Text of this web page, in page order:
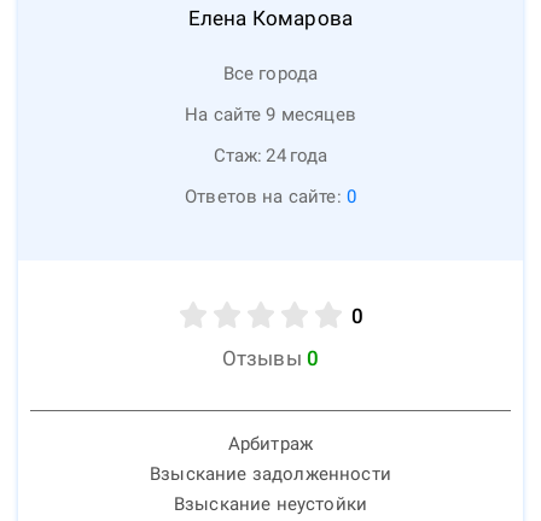
Елена Комарова
Все города
На сайте 9 месяцев
Стаж: 24 года
Ответов на сайте: 0
0
Отзывы 0
Арбитраж
Взыскание задолженности
Взыскание неустойки